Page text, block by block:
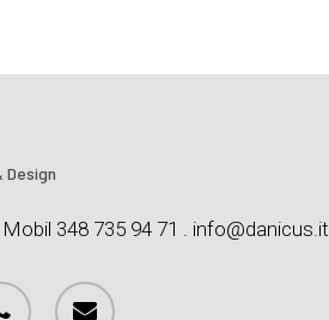
Design
348 735 94 71 . info@danicus.it